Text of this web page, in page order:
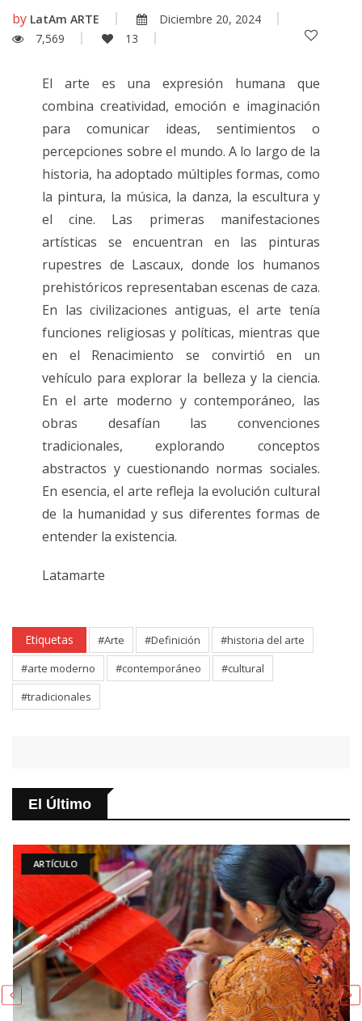
by LatAm ARTE
Diciembre 20, 2024
7,569
13
El arte es una expresión humana que
combina creatividad, emoción e imaginación
para comunicar ideas, sentimientos o
percepciones sobre el mundo. A lo largo de la
historia, ha adoptado múltiples formas, como
la pintura, la música, la danza, la escultura y
el cine. Las primeras manifestaciones
artísticas se encuentran en las pinturas
rupestres de Lascaux, donde los humanos
prehistóricos representaban escenas de caza.
En las civilizaciones antiguas, el arte tenía
funciones religiosas y políticas, mientras que
en el Renacimiento se convirtió en un
vehículo para explorar la belleza y la ciencia.
En el arte moderno y contemporáneo, las
obras desafían las convenciones
tradicionales, explorando conceptos
abstractos y cuestionando normas sociales.
En esencia, el arte refleja la evolución cultural
de la humanidad y sus diferentes formas de
entender la existencia.
Latamarte
Etiquetas #Arte #Definición
#historia del arte
#arte moderno
#contemporáneo
#cultural
#tradicionales
El Último
ARTÍCULO